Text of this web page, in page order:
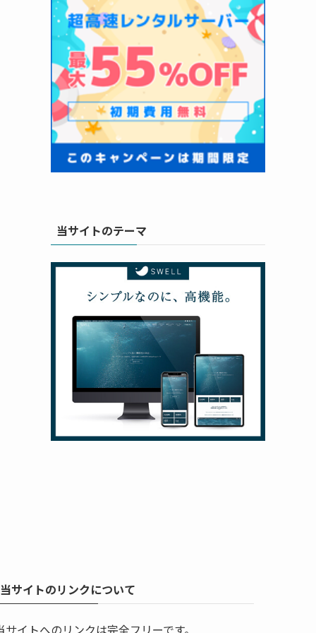
当サイトのテーマ
当サイトのリンクについて
サイトへのリンクは完全フリーです。